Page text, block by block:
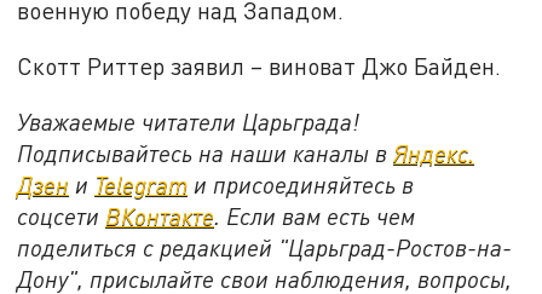
военную победу над Западом.
Скотт Риттер заявил – виноват Джо Байден.
Уважаемые читатели Царьграда!
Подписывайтесь на наши каналы в Яндекс.
Дзен и Telegram и присоединяйтесь в
соцсети ВКонтакте . Если вам есть чем
поделиться с редакцией "Царьград-Ростов-на-
Дону", присылайте свои наблюдения, вопросы,